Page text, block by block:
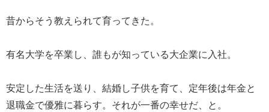
昔からそう教えられて育ってきた。
有名大学を卒業し、誰もが知っている大企業に入社。
安定した生活を送り、結婚し子供を育て、定年後は年金と
退職金で優雅に暮らす。それが一番の幸せだ、と。